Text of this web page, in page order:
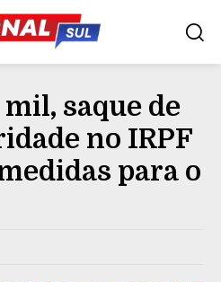
mil, saque de
no IRPF
para o